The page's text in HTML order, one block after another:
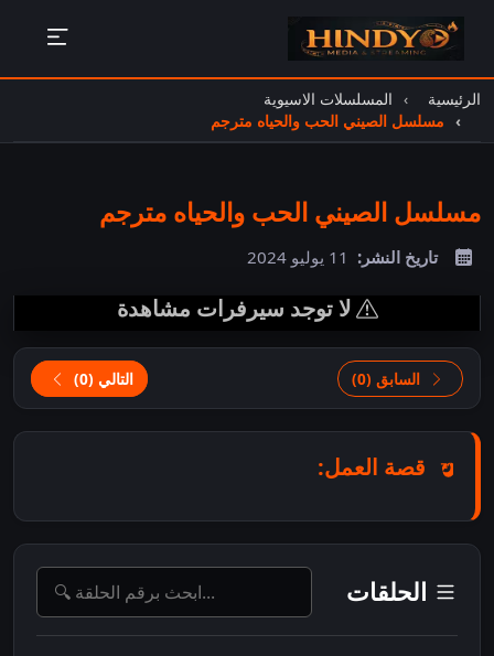
الرئيسية
المسلسلات الاسيوية
مسلسل الصيني الحب والحياه مترجم
مسلسل الصيني الحب والحياه مترجم
تاريخ النشر: 11 يوليو 2024
لا توجد سيرفرات مشاهدة
السابق (0) التالي (0)
قصة العمل:
الحلقات